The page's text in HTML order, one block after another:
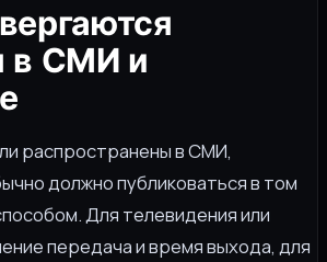
в СМИ и
распространены в СМИ,
должно публиковаться в том
Для телевидения или
передача и время выхода, для